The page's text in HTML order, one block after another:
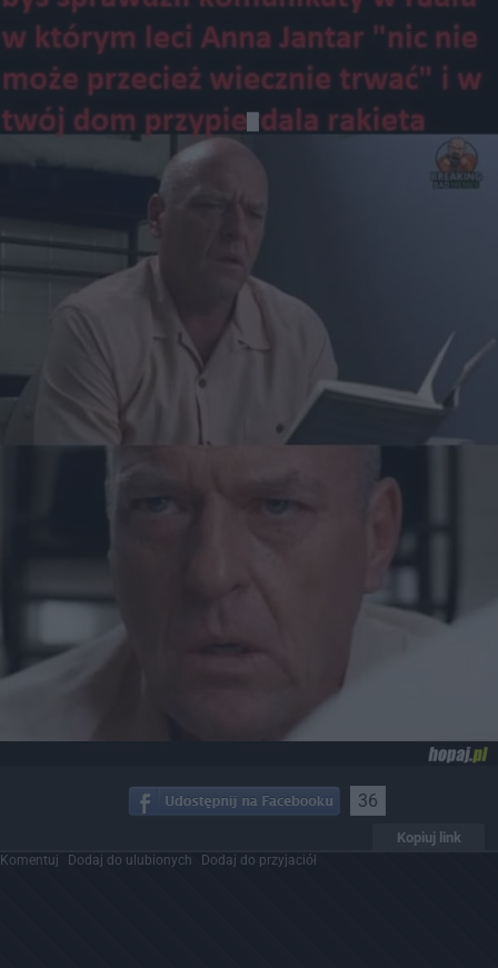
36
Kopiuj link
Komentuj Dodaj do ulubionych Dodaj do przyjaciół